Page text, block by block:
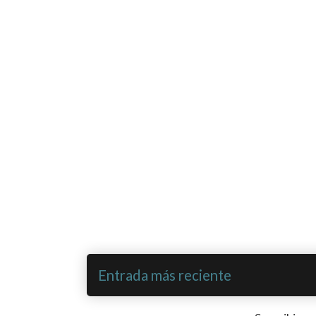
Entrada más reciente